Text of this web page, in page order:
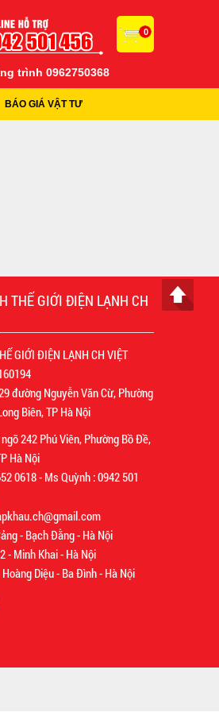
0
trình 0962750368
BÁO GIÁ VẬT TƯ
THẾ GIỚI ĐIỆN LẠNH CH
GIỚI ĐIỆN LẠNH CH VIỆT
đường Nguyễn Văn Cừ, Phường
Biên, TP Hà Nội
242 Phú Viên, Phường Bồ Đề,
Hà Nội
0618 - Ms Quỳnh : 0942 501
- Bạch Đằng - Hà Nội
- Minh Khai - Hà Nội
Diệu - Ba Đình - Hà Nội